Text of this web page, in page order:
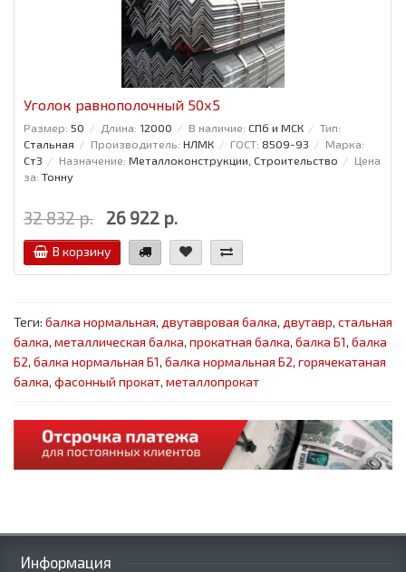
Уголок равнополочный 50x5
Размер: 50 Длина: 12000 В наличие: СПб и МСК
Тип:
Стальная
Производитель: НЛМК ГОСТ: 8509-93
Марка:
Ст3
Назначение: Металлоконструкции, Строительство
Цена
за: Тонну
32 832 р. 26 922 р.
В корзину
Теги: балка нормальная, двутавровая балка, двутавр, стальная
балка, металлическая балка, прокатная балка, балка Б1, балка
Б2, балка нормальная Б1, балка нормальная Б2, горячекатаная
балка, фасонный прокат, металлопрокат
Информация